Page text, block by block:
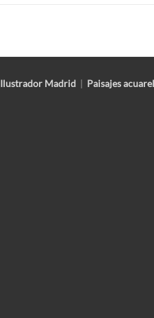
Ilustrador Madrid| Paisajes